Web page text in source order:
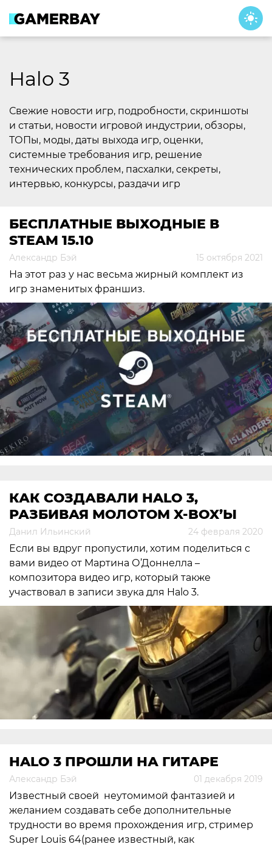
content
Halo 3
Свежие новости игр, подробности, скриншоты
и статьи, новости игровой индустрии, обзоры,
ТОПы, моды, даты выхода игр, оценки,
системные требования игр, решение
технических проблем, пасхалки, секреты,
интервью, конкурсы, раздачи игр
БЕСПЛАТНЫЕ ВЫХОДНЫЕ В
STEAM 15.10
Александр Бэй 15 октября 2021
На этот раз у нас весьма жирный комплект из
игр знаменитых франшиз.
КАК СОЗДАВАЛИ HALO 3,
РАЗБИВАЯ МОЛОТОМ X-BOX’Ы
Данил Ильинский 24 февраля 2020
Если вы вдруг пропустили, хотим поделиться с
вами видео от Мартина О’Доннелла –
композитора видео игр, который также
участвовал в записи звука для Halo 3.
HALO 3 ПРОШЛИ НА ГИТАРЕ
Александр Бэй 01 декабря 2019
Известный своей неутомимой фантазией и
желанием создавать себе дополнительные
трудности во время прохождения игр, стример
Super Louis 64(ранее известный, как